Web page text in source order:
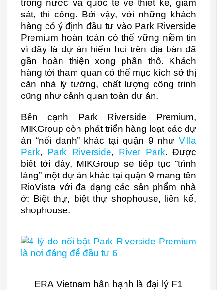
trong nước và quốc tế về thiết kế, giám
sát, thi công. Bởi vậy, với những khách
hàng có ý định đầu tư vào Park Riverside
Premium hoàn toàn có thể vững niềm tin
vì đây là dự án hiếm hoi trên địa bàn đã
gần hoàn thiện xong phần thô. Khách
hàng tới tham quan có thể mục kích sở thị
căn nhà lý tưởng, chất lượng công trình
cũng như cảnh quan toàn dự án.
Bên cạnh Park Riverside Premium,
MIKGroup còn phát triển hàng loạt các dự
án “nổi danh” khác tại quận 9 như Villa
Park, Park Riverside, River Park. Được
biết tới đây, MIKGroup sẽ tiếp tục “trình
làng” một dự án khác tại quận 9 mang tên
RioVista với đa dạng các sản phẩm nhà
ở: Biệt thự, biệt thự shophouse, liên kế,
shophouse.
ERA Vietnam hân hạnh là đại lý F1